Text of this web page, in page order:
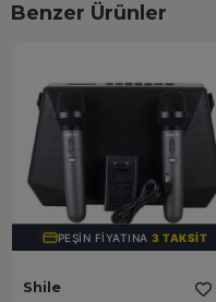
Benzer Ürünler
PEŞIN FIYATINA3 TAKSIT
Shile